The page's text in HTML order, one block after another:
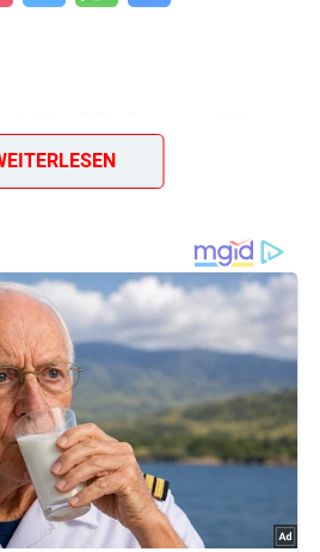
Waffeln – Ein
der DDR von
ein einfacher, aber köstlicher
sehr beliebt war. Dieses Rezept
für herrlich knusprige Waffeln,
oder als süßer Snack
DieButteroderMargarineverleiht
Geschmack, während
für eine angenehme Süße
und die Zutaten sind